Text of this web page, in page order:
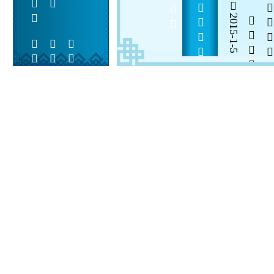
 
2015-1-5